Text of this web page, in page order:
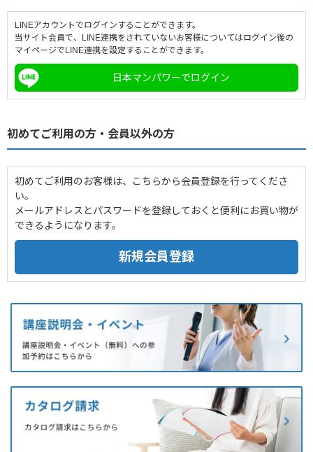
LINEアカウントでログインすることができます。
当サイト会員で、LINE連携をされていないお客様についてはログイン後の
マイページでLINE連携を設定することができます。
日本マンパワーでログイン
初めてご利用の方・会員以外の方
初めてご利用のお客様は、こちらから会員登録を行ってくださ
い。
メールアドレスとパスワードを登録しておくと便利にお買い物が
できるようになります。